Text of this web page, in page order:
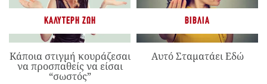
ΚΑΛΎΤΕΡΗ ΖΩΉ
Κάποια στιγμή κουράζεσαι
να προσπαθείς να είσαι
“σωστός”
ΒΙΒΛΊΑ
Αυτό Σταματάει Εδώ